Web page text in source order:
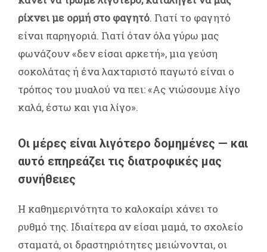
ρίχνει με ορμή στο φαγητό. Γιατί το φαγητό
είναι παρηγοριά. Γιατί όταν όλα γύρω μας
φωνάζουν «δεν είσαι αρκετή», μια γεύση
σοκολάτας ή ένα λαχταριστό παγωτό είναι ο
τρόπος του μυαλού να πει: «Ας νιώσουμε λίγο
καλά, έστω και για λίγο».
Οι μέρες είναι λιγότερο δομημένες — και
αυτό επηρεάζει τις διατροφικές μας
συνήθειες
Η καθημερινότητα το καλοκαίρι χάνει το
ρυθμό της. Ιδιαίτερα αν είσαι μαμά, το σχολείο
σταματά, οι δραστηριότητες μειώνονται, οι